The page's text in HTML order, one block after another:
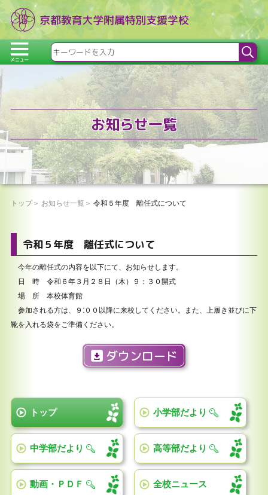
お知らせ一覧
トップ お知らせ一覧 令和５年度 離任式について
令和５年度 離任式について
今年の離任式の内容を以下にて、お知らせします。
日 時 令和６年３月２８日（木）９：３０開式
場 所 本校体育館
参加される方は、９:００以降に来校してください。また、上履き並びに下
靴を入れる袋をご準備ください。
ダウンロード
トップ 小学部だより
中学部だより 高等部だより
動画・ＰＤＦ 全校ニュース